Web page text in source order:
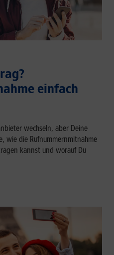
einfach
wechseln, aber Deine
wie die Rufnummernmitnahme
kannst und worauf Du